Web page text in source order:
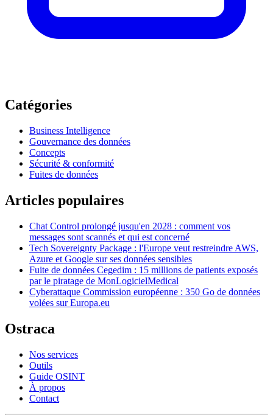
Catégories
Business Intelligence
Gouvernance des données
Concepts
Sécurité & conformité
Fuites de données
Articles populaires
Chat Control prolongé jusqu'en 2028 : comment vos
messages sont scannés et qui est concerné
Tech Sovereignty Package : l'Europe veut restreindre AWS,
Azure et Google sur ses données sensibles
Fuite de données Cegedim : 15 millions de patients exposés
par le piratage de MonLogicielMedical
Cyberattaque Commission européenne : 350 Go de données
volées sur Europa.eu
Ostraca
Nos services
Outils
Guide OSINT
À propos
Contact